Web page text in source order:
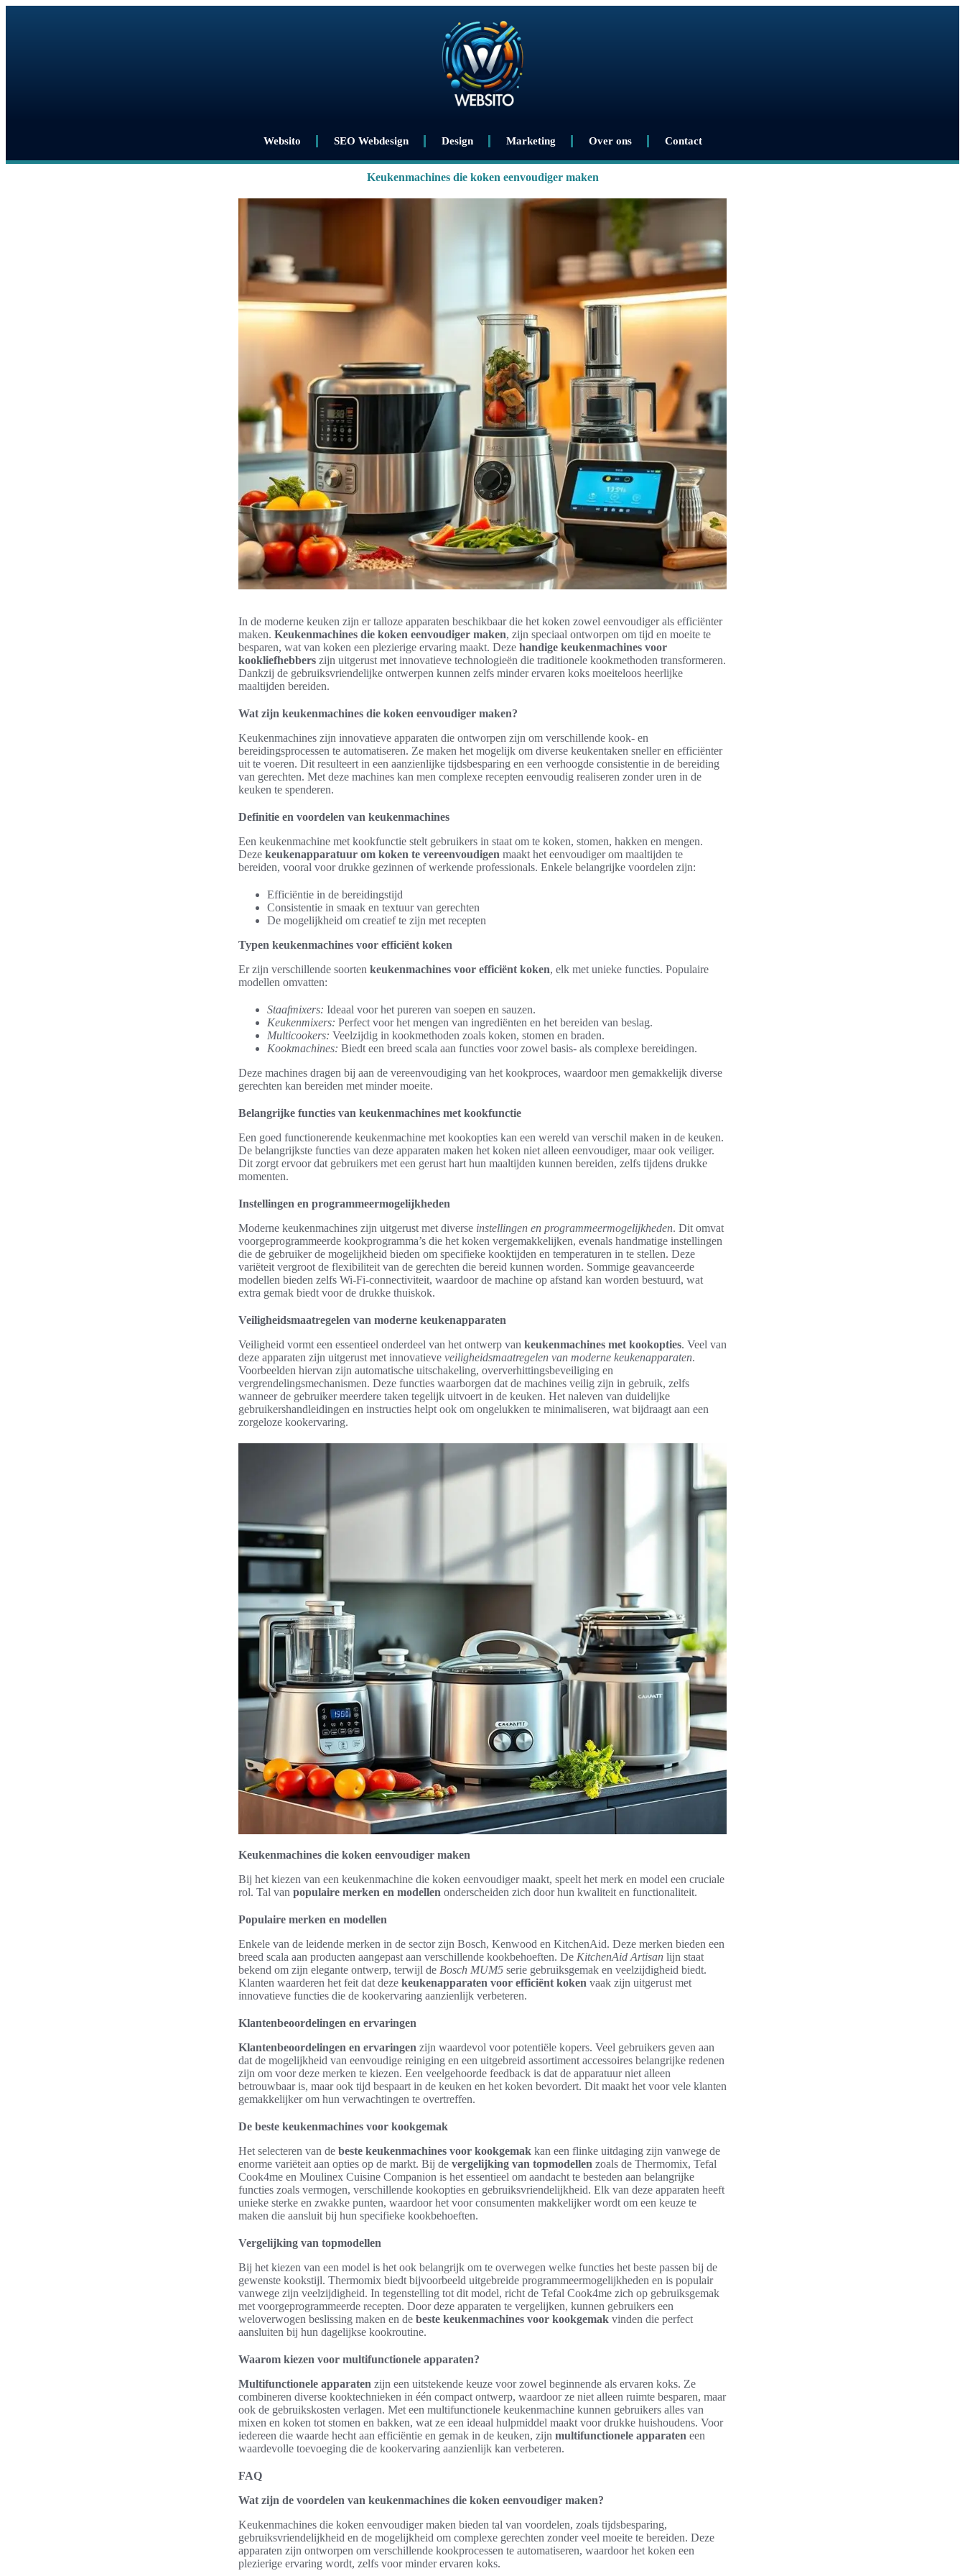
Websito SEO Webdesign Design Marketing Over ons Contact
Keukenmachines die koken eenvoudiger maken
In de moderne keuken zijn er talloze apparaten beschikbaar die het koken zowel eenvoudiger als efficiënter
maken. Keukenmachines die koken eenvoudiger maken, zijn speciaal ontworpen om tijd en moeite te
besparen, wat van koken een plezierige ervaring maakt. Deze handige keukenmachines voor
kookliefhebbers zijn uitgerust met innovatieve technologieën die traditionele kookmethoden transformeren.
Dankzij de gebruiksvriendelijke ontwerpen kunnen zelfs minder ervaren koks moeiteloos heerlijke
maaltijden bereiden.
Wat zijn keukenmachines die koken eenvoudiger maken?
Keukenmachines zijn innovatieve apparaten die ontworpen zijn om verschillende kook- en
bereidingsprocessen te automatiseren. Ze maken het mogelijk om diverse keukentaken sneller en efficiënter
uit te voeren. Dit resulteert in een aanzienlijke tijdsbesparing en een verhoogde consistentie in de bereiding
van gerechten. Met deze machines kan men complexe recepten eenvoudig realiseren zonder uren in de
keuken te spenderen.
Definitie en voordelen van keukenmachines
Een keukenmachine met kookfunctie stelt gebruikers in staat om te koken, stomen, hakken en mengen.
Deze keukenapparatuur om koken te vereenvoudigen maakt het eenvoudiger om maaltijden te
bereiden, vooral voor drukke gezinnen of werkende professionals. Enkele belangrijke voordelen zijn:
Efficiëntie in de bereidingstijd
Consistentie in smaak en textuur van gerechten
De mogelijkheid om creatief te zijn met recepten
Typen keukenmachines voor efficiënt koken
Er zijn verschillende soorten keukenmachines voor efficiënt koken, elk met unieke functies. Populaire
modellen omvatten:
Staafmixers: Ideaal voor het pureren van soepen en sauzen.
Keukenmixers: Perfect voor het mengen van ingrediënten en het bereiden van beslag.
Multicookers: Veelzijdig in kookmethoden zoals koken, stomen en braden.
Kookmachines: Biedt een breed scala aan functies voor zowel basis- als complexe bereidingen.
Deze machines dragen bij aan de vereenvoudiging van het kookproces, waardoor men gemakkelijk diverse
gerechten kan bereiden met minder moeite.
Belangrijke functies van keukenmachines met kookfunctie
Een goed functionerende keukenmachine met kookopties kan een wereld van verschil maken in de keuken.
De belangrijkste functies van deze apparaten maken het koken niet alleen eenvoudiger, maar ook veiliger.
Dit zorgt ervoor dat gebruikers met een gerust hart hun maaltijden kunnen bereiden, zelfs tijdens drukke
momenten.
Instellingen en programmeermogelijkheden
Moderne keukenmachines zijn uitgerust met diverse instellingen en programmeermogelijkheden. Dit omvat
voorgeprogrammeerde kookprogramma’s die het koken vergemakkelijken, evenals handmatige instellingen
die de gebruiker de mogelijkheid bieden om specifieke kooktijden en temperaturen in te stellen. Deze
variëteit vergroot de flexibiliteit van de gerechten die bereid kunnen worden. Sommige geavanceerde
modellen bieden zelfs Wi-Fi-connectiviteit, waardoor de machine op afstand kan worden bestuurd, wat
extra gemak biedt voor de drukke thuiskok.
Veiligheidsmaatregelen van moderne keukenapparaten
Veiligheid vormt een essentieel onderdeel van het ontwerp van keukenmachines met kookopties. Veel van
deze apparaten zijn uitgerust met innovatieve veiligheidsmaatregelen van moderne keukenapparaten.
Voorbeelden hiervan zijn automatische uitschakeling, oververhittingsbeveiliging en
vergrendelingsmechanismen. Deze functies waarborgen dat de machines veilig zijn in gebruik, zelfs
wanneer de gebruiker meerdere taken tegelijk uitvoert in de keuken. Het naleven van duidelijke
gebruikershandleidingen en instructies helpt ook om ongelukken te minimaliseren, wat bijdraagt aan een
zorgeloze kookervaring.
Keukenmachines die koken eenvoudiger maken
Bij het kiezen van een keukenmachine die koken eenvoudiger maakt, speelt het merk en model een cruciale
rol. Tal van populaire merken en modellen onderscheiden zich door hun kwaliteit en functionaliteit.
Populaire merken en modellen
Enkele van de leidende merken in de sector zijn Bosch, Kenwood en KitchenAid. Deze merken bieden een
breed scala aan producten aangepast aan verschillende kookbehoeften. De KitchenAid Artisan lijn staat
bekend om zijn elegante ontwerp, terwijl de Bosch MUM5 serie gebruiksgemak en veelzijdigheid biedt.
Klanten waarderen het feit dat deze keukenapparaten voor efficiënt koken vaak zijn uitgerust met
innovatieve functies die de kookervaring aanzienlijk verbeteren.
Klantenbeoordelingen en ervaringen
Klantenbeoordelingen en ervaringen zijn waardevol voor potentiële kopers. Veel gebruikers geven aan
dat de mogelijkheid van eenvoudige reiniging en een uitgebreid assortiment accessoires belangrijke redenen
zijn om voor deze merken te kiezen. Een veelgehoorde feedback is dat de apparatuur niet alleen
betrouwbaar is, maar ook tijd bespaart in de keuken en het koken bevordert. Dit maakt het voor vele klanten
gemakkelijker om hun verwachtingen te overtreffen.
De beste keukenmachines voor kookgemak
Het selecteren van de beste keukenmachines voor kookgemak kan een flinke uitdaging zijn vanwege de
enorme variëteit aan opties op de markt. Bij de vergelijking van topmodellen zoals de Thermomix, Tefal
Cook4me en Moulinex Cuisine Companion is het essentieel om aandacht te besteden aan belangrijke
functies zoals vermogen, verschillende kookopties en gebruiksvriendelijkheid. Elk van deze apparaten heeft
unieke sterke en zwakke punten, waardoor het voor consumenten makkelijker wordt om een keuze te
maken die aansluit bij hun specifieke kookbehoeften.
Vergelijking van topmodellen
Bij het kiezen van een model is het ook belangrijk om te overwegen welke functies het beste passen bij de
gewenste kookstijl. Thermomix biedt bijvoorbeeld uitgebreide programmeermogelijkheden en is populair
vanwege zijn veelzijdigheid. In tegenstelling tot dit model, richt de Tefal Cook4me zich op gebruiksgemak
met voorgeprogrammeerde recepten. Door deze apparaten te vergelijken, kunnen gebruikers een
weloverwogen beslissing maken en de beste keukenmachines voor kookgemak vinden die perfect
aansluiten bij hun dagelijkse kookroutine.
Waarom kiezen voor multifunctionele apparaten?
Multifunctionele apparaten zijn een uitstekende keuze voor zowel beginnende als ervaren koks. Ze
combineren diverse kooktechnieken in één compact ontwerp, waardoor ze niet alleen ruimte besparen, maar
ook de gebruikskosten verlagen. Met een multifunctionele keukenmachine kunnen gebruikers alles van
mixen en koken tot stomen en bakken, wat ze een ideaal hulpmiddel maakt voor drukke huishoudens. Voor
iedereen die waarde hecht aan efficiëntie en gemak in de keuken, zijn multifunctionele apparaten een
waardevolle toevoeging die de kookervaring aanzienlijk kan verbeteren.
FAQ
Wat zijn de voordelen van keukenmachines die koken eenvoudiger maken?
Keukenmachines die koken eenvoudiger maken bieden tal van voordelen, zoals tijdsbesparing,
gebruiksvriendelijkheid en de mogelijkheid om complexe gerechten zonder veel moeite te bereiden. Deze
apparaten zijn ontworpen om verschillende kookprocessen te automatiseren, waardoor het koken een
plezierige ervaring wordt, zelfs voor minder ervaren koks.